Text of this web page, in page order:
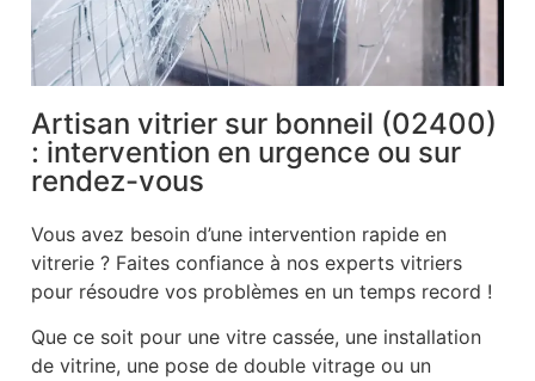
Artisan vitrier sur bonneil (02400)
: intervention en urgence ou sur
rendez-vous
Vous avez besoin d’une intervention rapide en
vitrerie ? Faites confiance à nos experts vitriers
pour résoudre vos problèmes en un temps record !
Que ce soit pour une vitre cassée, une installation
de vitrine, une pose de double vitrage ou un